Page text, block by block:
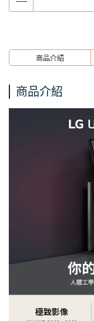
商品介紹
商品介紹